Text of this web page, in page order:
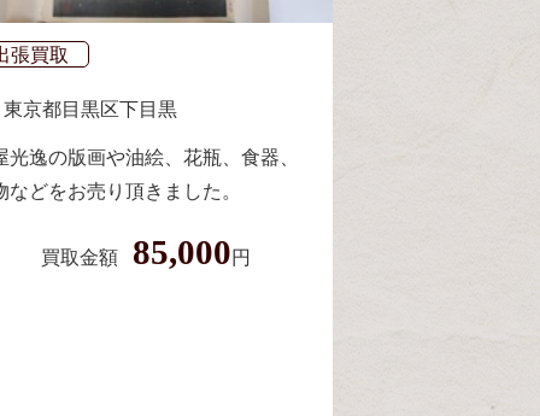
張買取
東京都目黒区下目黒
光逸の版画や油絵、花瓶、食器、
などをお売り頂きました。
買取金額 85,000円